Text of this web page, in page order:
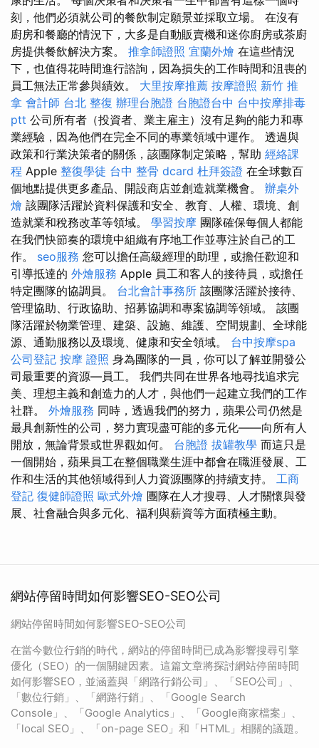
刻，他們必須就公司的餐飲制定願景並採取立場。 在沒有
廚房和餐廳的情況下，大多是自動販賣機和迷你廚房或茶廚
房提供餐飲解決方案。 推拿師證照 宜蘭外燴 在這些情況
下，也值得花時間進行諮詢，因為損失的工作時間和沮喪的
員工無法正常參與績效。 大里按摩推薦 按摩證照 新竹 推
拿 會計師 台北 整復 辦理台胞證 台胞證台中 台中按摩排毒
ptt 公司所有者（投資者、業主雇主）沒有足夠的能力和專
業經驗，因為他們在完全不同的專業領域中運作。 透過與
政策和行業決策者的關係，該團隊制定策略，幫助 經絡課
程 Apple 整復學徒 台中 整骨 dcard 杜拜簽證 在全球數百
個地點提供更多產品、開設商店並創造就業機會。 辦桌外
燴 該團隊活躍於資料保護和安全、教育、人權、環境、創
造就業和稅務改革等領域。 學習按摩 團隊確保每個人都能
在我們快節奏的環境中組織有序地工作並專注於自己的工
作。 seo服務 您可以擔任高級經理的助理，或擔任歡迎和
引導抵達的 外燴服務 Apple 員工和客人的接待員，或擔任
特定團隊的協調員。 台北會計事務所 該團隊活躍於接待、
管理協助、行政協助、招募協調和專案協調等領域。 該團
隊活躍於物業管理、建築、設施、維護、空間規劃、全球能
源、通勤服務以及環境、健康和安全領域。 台中按摩spa
公司登記 按摩 證照 身為團隊的一員，你可以了解並開發公
司最重要的資源—員工。 我們共同在世界各地尋找追求完
美、理想主義和創造力的人才，與他們一起建立我們的工作
社群。 外燴服務 同時，透過我們的努力，蘋果公司仍然是
最具創新性的公司，努力實現盡可能的多元化——向所有人
開放，無論背景或世界觀如何。 台胞證 拔罐教學 而這只是
一個開始，蘋果員工在整個職業生涯中都會在職涯發展、工
作和生活的其他領域得到人力資源團隊的持續支持。 工商
登記 復健師證照 歐式外燴 團隊在人才搜尋、人才關懷與發
展、社會融合與多元化、福利與薪資等方面積極主動。
網站停留時間如何影響SEO-SEO公司
網站停留時間如何影響SEO-SEO公司
在當今數位行銷的時代，網站的停留時間已成為影響搜尋引擎
優化（SEO）的一個關鍵因素。這篇文章將探討網站停留時間
如何影響SEO，並涵蓋與「網路行銷公司」、「SEO公司」、
「數位行銷」、「網路行銷」、「Google Search
Console」、「Google Analytics」、「Google商家檔案」、
「local SEO」、「on-page SEO」和「HTML」相關的議題。